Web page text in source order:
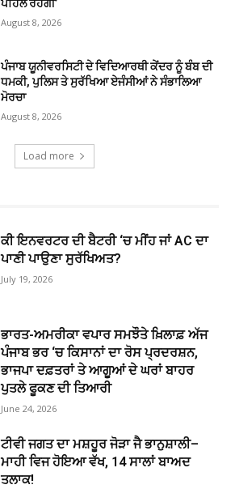
ਪਹਿਲ ਰਹੇਗੀ’
August 8, 2026
ਪੰਜਾਬ ਯੂਨੀਵਰਸਿਟੀ ਦੇ ਵਿਦਿਆਰਥੀ ਕੇਂਦਰ ਨੂੰ ਬੰਬ ਦੀ
ਧਮਕੀ, ਪੁਲਿਸ ਤੇ ਸੁਰੱਖਿਆ ਏਜੰਸੀਆਂ ਨੇ ਸੰਭਾਲਿਆ
ਮੋਰਚਾ
August 8, 2026
Load more
ਕੀ ਇਨਵਰਟਰ ਦੀ ਬੈਟਰੀ ‘ਚ ਮੀਂਹ ਜਾਂ AC ਦਾ
ਪਾਣੀ ਪਾਉਣਾ ਸੁਰੱਖਿਅਤ?
July 19, 2026
ਭਾਰਤ-ਅਮਰੀਕਾ ਵਪਾਰ ਸਮਝੌਤੇ ਖ਼ਿਲਾਫ਼ ਅੱਜ
ਪੰਜਾਬ ਭਰ ‘ਚ ਕਿਸਾਨਾਂ ਦਾ ਰੋਸ ਪ੍ਰਦਰਸ਼ਨ,
ਭਾਜਪਾ ਦਫ਼ਤਰਾਂ ਤੇ ਆਗੂਆਂ ਦੇ ਘਰਾਂ ਬਾਹਰ
ਪੁਤਲੇ ਫੂਕਣ ਦੀ ਤਿਆਰੀ
June 24, 2026
ਟੀਵੀ ਜਗਤ ਦਾ ਮਸ਼ਹੂਰ ਜੋੜਾ ਜੈ ਭਾਨੁਸ਼ਾਲੀ–
ਮਾਹੀ ਵਿਜ ਹੋਇਆ ਵੱਖ, 14 ਸਾਲਾਂ ਬਾਅਦ
ਤਲਾਕ!